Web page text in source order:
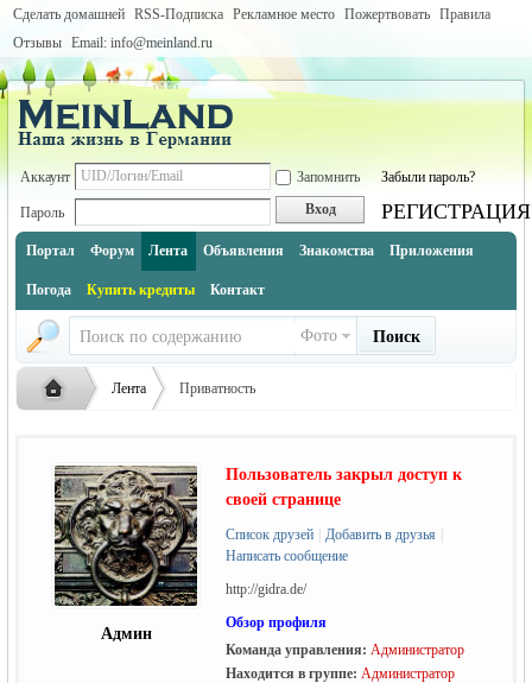
Сделать домашней RSS-Подписка Рекламное место Пожертвовать Правила
Отзывы Email: info@meinland.ru
Аккаунт Запомнить Забыли пароль?
Пароль Вход РЕГИСТРАЦИЯ
Портал Форум Лента Объявления Знакомства Приложения
Погода Купить кредиты Контакт
Фото Поиск
Русская ›
Лента
›
Приватность
Админ
Пользователь закрыл доступ к
своей странице
Список друзей Добавить в друзья
Написать сообщение
http://gidra.de/
Обзор профиля
Команда управления: Администратор
Находится в группе: Администратор